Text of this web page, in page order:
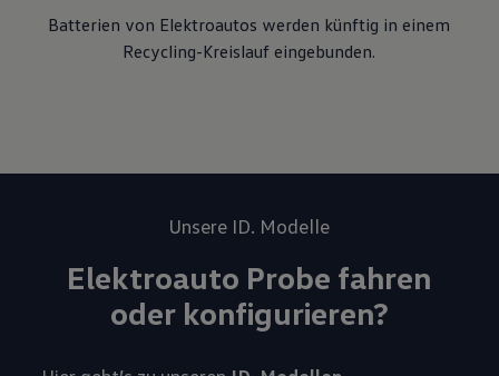
Batterien von Elektroautos werden künftig in einem
Recycling-Kreislauf eingebunden.
Unsere ID. Modelle
Elektroauto Probe fahren
oder konfigurieren?